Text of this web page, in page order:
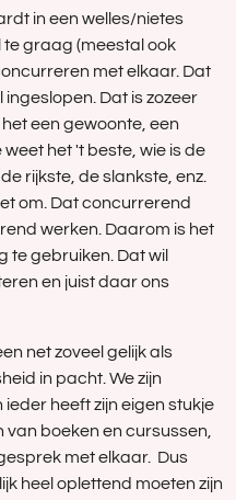
in een welles/nietes
te graag (meestal ook
met elkaar. Dat
Dat is zozeer
een gewoonte, een
het 't beste, wie is de
rijkste, de slankste, enz.
om. Dat concurrerend
werken. Daarom is het
te gebruiken. Dat wil
en juist daar ons
net zoveel gelijk als
in pacht. We zijn
heeft zijn eigen stukje
van boeken en cursussen,
met elkaar. Dus
heel oplettend moeten zijn